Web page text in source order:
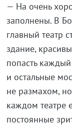
— На очень
заполнены. В
главный театр
здание,
попасть
и остальные
не размахом,
каждом театре
постоянные